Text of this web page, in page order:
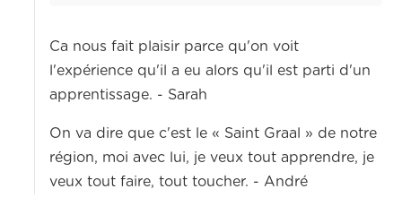
Ca nous fait plaisir parce qu'on voit
l'expérience qu'il a eu alors qu'il est parti d'un
apprentissage. - Sarah
On va dire que c'est le « Saint Graal » de notre
région, moi avec lui, je veux tout apprendre, je
veux tout faire, tout toucher. - André